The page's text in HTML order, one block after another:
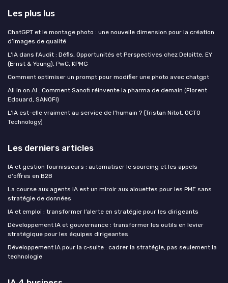
Les plus lus
ChatGPT et le montage photo : une nouvelle dimension pour la création
d’images de qualité
L'IA dans l'Audit : Défis, Opportunités et Perspectives chez Deloitte, EY
(Ernst & Young), PwC, KPMG
Comment optimiser un prompt pour modifier une photo avec chatgpt
All in on AI : Comment Sanofi réinvente la pharma de demain (Florent
Edouard, SANOFI)
L'IA est-elle vraiment au service de l'humain ? (Tristan Nitot, OCTO
Technology)
Les derniers articles
IA et gestion fournisseurs : automatiser le sourcing et les appels
d'offres en B2B
La course aux agents IA est un miroir aux alouettes pour les PME sans
stratégie de données
IA et emploi : transformer l’alerte en stratégie pour les dirigeants
Développement IA et gouvernance : transformer les outils en levier
stratégique pour les équipes dirigeantes
Développement IA pour la c‑suite : cadrer la stratégie, pas seulement la
technologie